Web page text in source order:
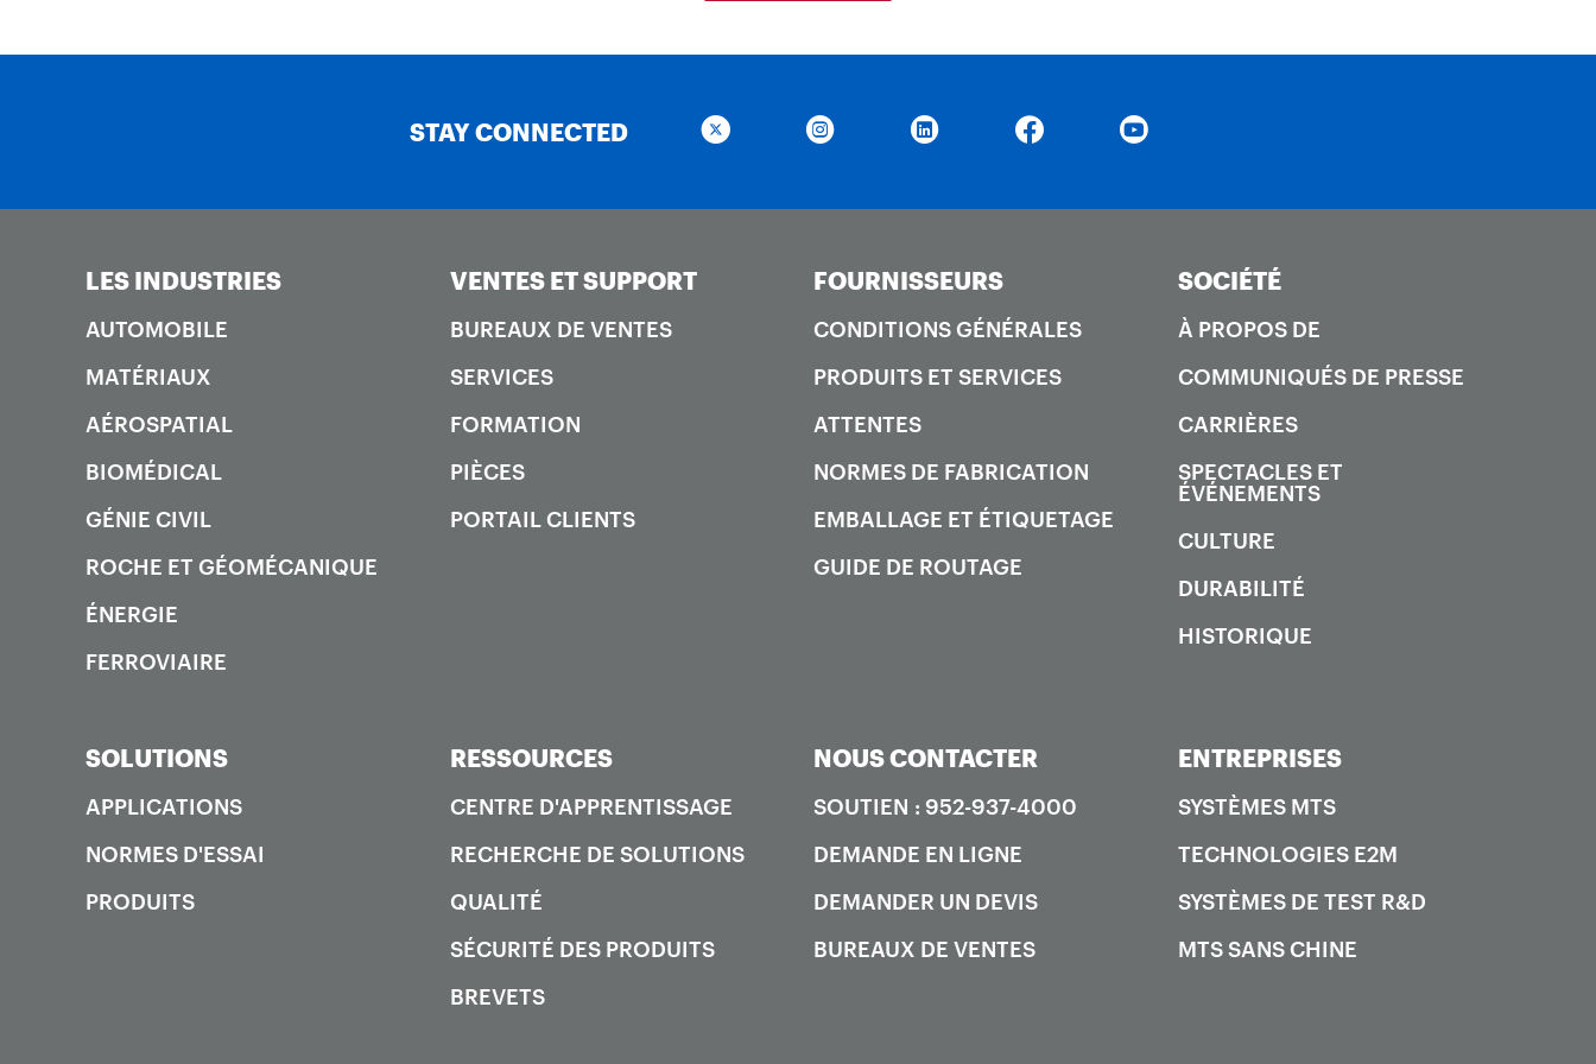
STAY CONNECTED
LES INDUSTRIES
AUTOMOBILE
MATÉRIAUX
AÉROSPATIAL
BIOMÉDICAL
GÉNIE CIVIL
ROCHE ET GÉOMÉCANIQUE
ÉNERGIE
FERROVIAIRE
VENTES ET SUPPORT
BUREAUX DE VENTES
SERVICES
FORMATION
PIÈCES
PORTAIL CLIENTS
FOURNISSEURS
CONDITIONS GÉNÉRALES
PRODUITS ET SERVICES
ATTENTES
NORMES DE FABRICATION
EMBALLAGE ET ÉTIQUETAGE
GUIDE DE ROUTAGE
SOCIÉTÉ
À PROPOS DE
COMMUNIQUÉS DE PRESSE
CARRIÈRES
SPECTACLES ET
ÉVÉNEMENTS
CULTURE
DURABILITÉ
HISTORIQUE
SOLUTIONS
APPLICATIONS
NORMES D'ESSAI
PRODUITS
RESSOURCES
CENTRE D'APPRENTISSAGE
RECHERCHE DE SOLUTIONS
QUALITÉ
SÉCURITÉ DES PRODUITS
BREVETS
NOUS CONTACTER
SOUTIEN : 952-937-4000
DEMANDE EN LIGNE
DEMANDER UN DEVIS
BUREAUX DE VENTES
ENTREPRISES
SYSTÈMES MTS
TECHNOLOGIES E2M
SYSTÈMES DE TEST R&D
MTS SANS CHINE